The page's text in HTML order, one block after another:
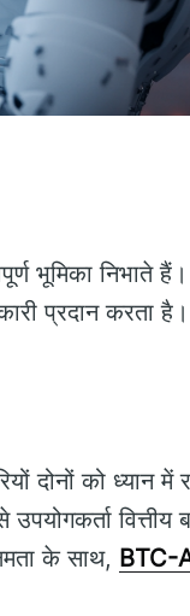
भूमिका निभाते
प्रदान करता है।
दोनों को ध्यान
वित्तीय
के साथ, BTC-